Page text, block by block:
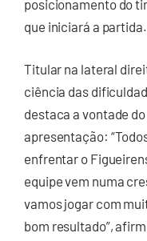
posicionamento do
que iniciará a partida.
Titular na lateral
ciência das
destaca a vontade
apresentação:
enfrentar o
equipe vem numa
vamos jogar com
bom resultado”,